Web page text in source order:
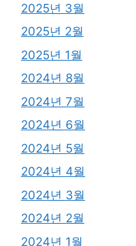
2025년 3월
2025년 2월
2025년 1월
2024년 8월
2024년 7월
2024년 6월
2024년 5월
2024년 4월
2024년 3월
2024년 2월
2024년 1월